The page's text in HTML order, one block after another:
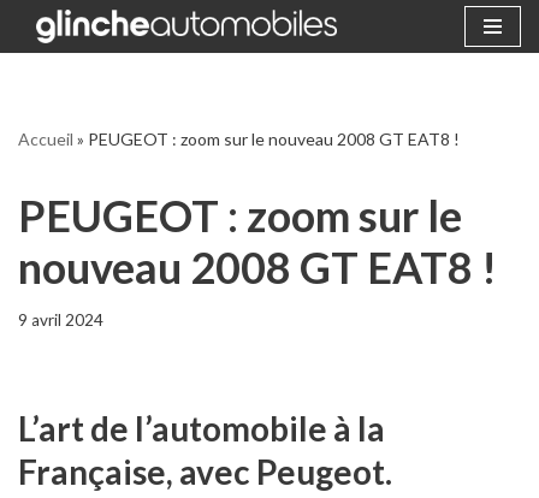
Accueil » PEUGEOT : zoom sur le nouveau 2008 GT EAT8 !
PEUGEOT : zoom sur le
nouveau 2008 GT EAT8 !
9 avril 2024
L’art de l’automobile à la
Française, avec Peugeot.